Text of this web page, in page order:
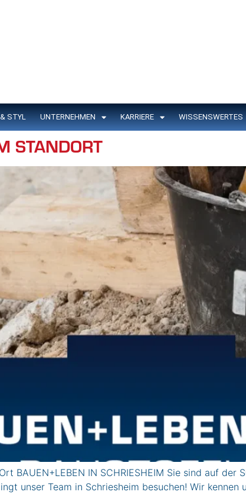
STYL UNTERNEHMEN KARRIERE WISSENSWERTES
STANDORT
BAUEN+LEBEN IN SCHRIESHEIM Sie sind auf
unser Team in Schriesheim besuchen! Wir